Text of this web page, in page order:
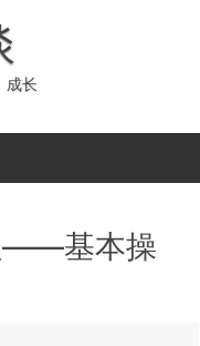
成长
——基本操